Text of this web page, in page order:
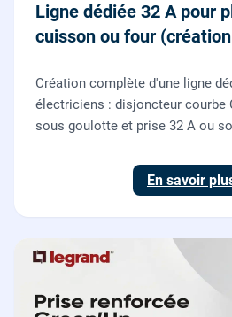
Ligne dédiée 32 A pour
cuisson ou four
Création complète d'une ligne
électriciens : disjoncteur courbe
sous goulotte et prise 32 A ou
En savoir